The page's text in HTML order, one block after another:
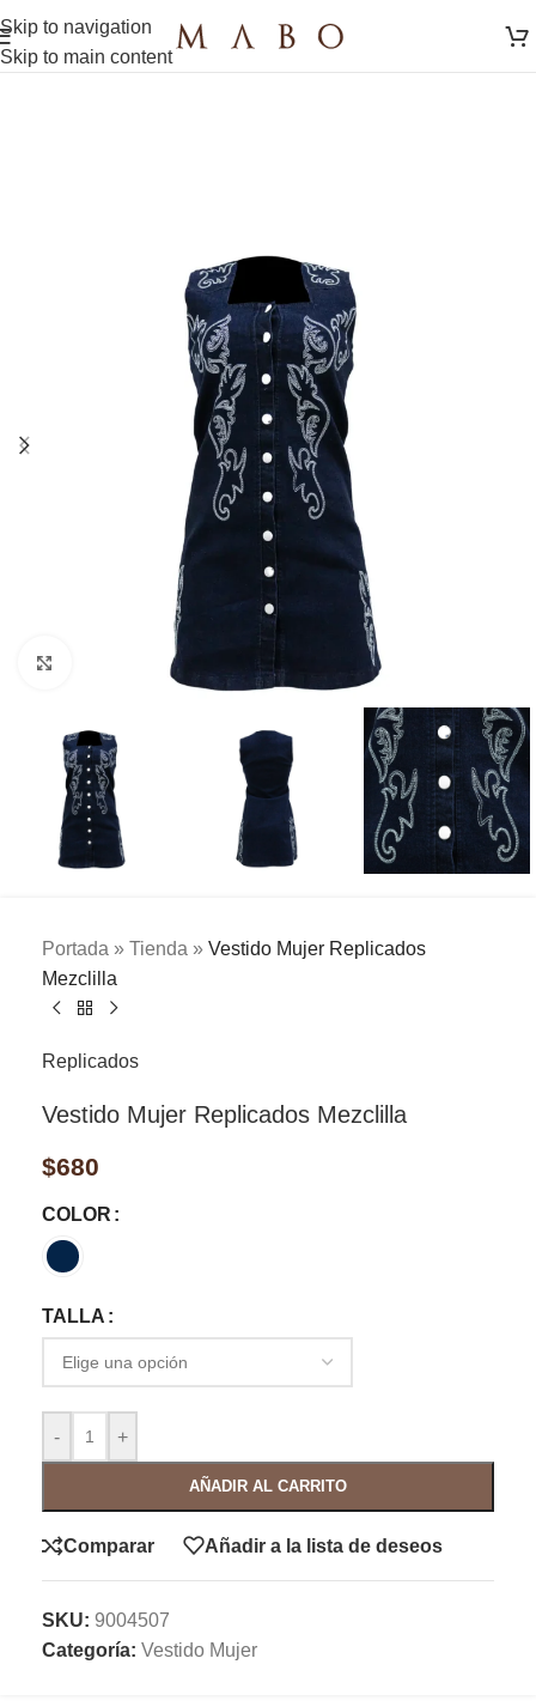
Skip to navigation
Skip to main content
Clic para ampliar
Portada » Tienda » Vestido Mujer Replicados
Mezclilla
Replicados
Vestido Mujer Replicados Mezclilla
$680
COLOR
TALLA
- +
AÑADIR AL CARRITO
Comparar Añadir a la lista de deseos
SKU: 9004507
Categoría: Vestido Mujer